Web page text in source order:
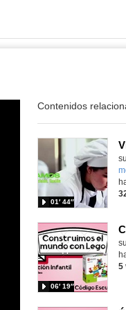
Contenidos
01′ 44″
06′ 19″
5